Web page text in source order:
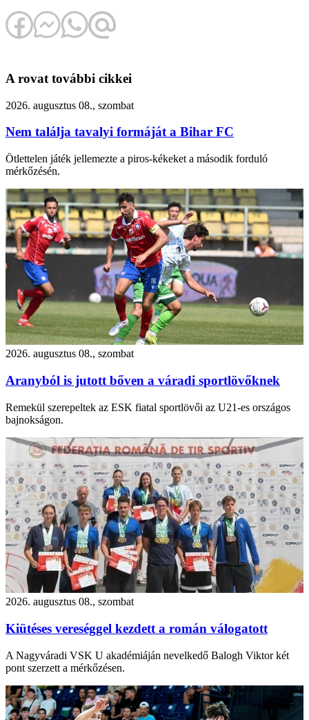
A rovat további cikkei
2026. augusztus 08., szombat
Nem találja tavalyi formáját a Bihar FC
Ötlettelen játék jellemezte a piros-kékeket a második forduló
mérkőzésén.
2026. augusztus 08., szombat
Aranyból is jutott bőven a váradi sportlövőknek
Remekül szerepeltek az ESK fiatal sportlövői az U21-es országos
bajnokságon.
2026. augusztus 08., szombat
Kiütéses vereséggel kezdett a román válogatott
A Nagyváradi VSK U akadémiáján nevelkedő Balogh Viktor két
pont szerzett a mérkőzésen.